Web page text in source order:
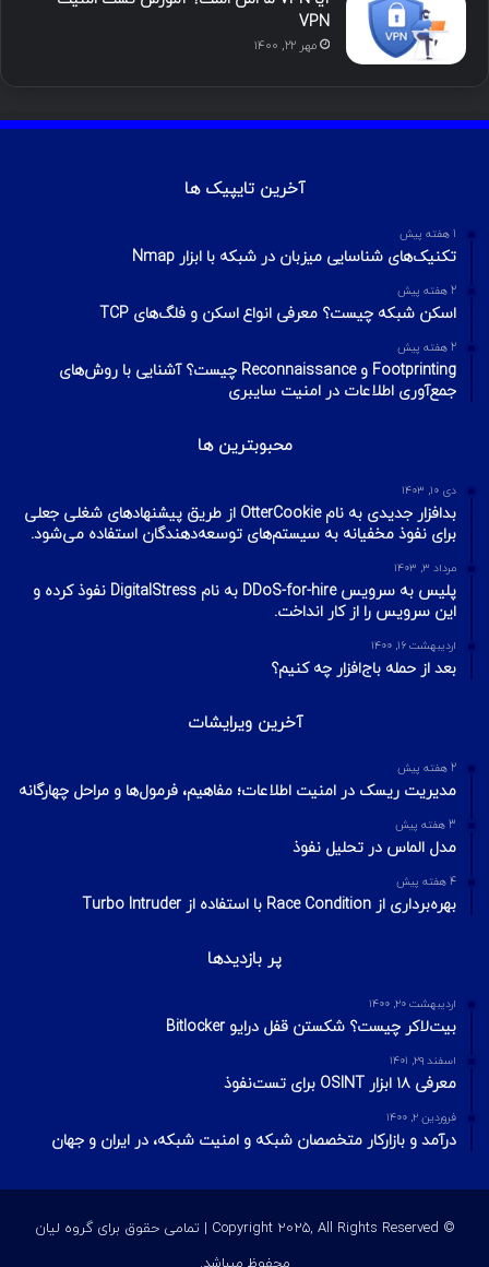
VPN
مهر ۲۲, ۱۴۰۰
آخرین تایپیک ها
1 هفته پیش
تکنیک‌های شناسایی میزبان در شبکه با ابزار Nmap
2 هفته پیش
اسکن شبکه چیست؟ معرفی انواع اسکن و فلگ‌های TCP
2 هفته پیش
Footprinting و Reconnaissance چیست؟ آشنایی با روش‌های
جمع‌آوری اطلاعات در امنیت سایبری
محبوبترین ها
دی ۱۰, ۱۴۰۳
بدافزار جدیدی به نام OtterCookie از طریق پیشنهادهای شغلی جعلی
برای نفوذ مخفیانه به سیستم‌های توسعه‌دهندگان استفاده می‌شود.
مرداد ۳, ۱۴۰۳
پلیس به سرویس DDoS-for-hire به نام DigitalStress نفوذ کرده و
این سرویس را از کار انداخت.
اردیبهشت ۱۶, ۱۴۰۰
بعد از حمله باج‌افزار چه کنیم؟
آخرین ویرایشات
2 هفته پیش
مدیریت ریسک در امنیت اطلاعات؛ مفاهیم، فرمول‌ها و مراحل چهارگانه
3 هفته پیش
مدل الماس در تحلیل نفوذ
4 هفته پیش
بهره‌برداری از Race Condition با استفاده از Turbo Intruder
پر بازدیدها
اردیبهشت ۲۰, ۱۴۰۰
بیت‌لاکر چیست؟ شکستن قفل درایو Bitlocker
اسفند ۲۹, ۱۴۰۱
معرفی ۱۸ ابزار OSINT برای تست‌نفوذ
فروردین ۲, ۱۴۰۰
درآمد و بازارکار متخصصان شبکه و امنیت شبکه، در ایران و جهان
© Copyright 2025, All Rights Reserved | تمامی حقوق برای گروه لیان